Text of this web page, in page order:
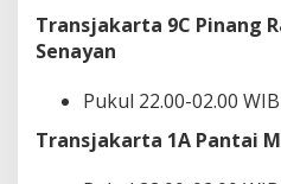
Transjakarta 9C Pinang
Senayan
Pukul 22.00-02.00 WIB
Transjakarta 1A Pantai